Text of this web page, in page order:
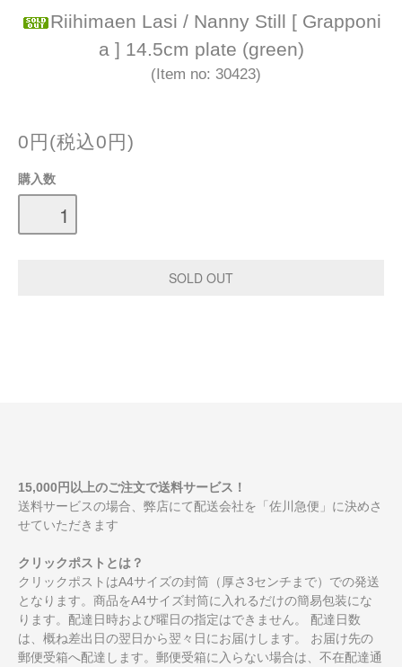
Riihimaen Lasi / Nanny Still [ Grapponi
a ] 14.5cm plate (green)
(Item no: 30423)
0円(税込0円)
購入数
15,000円以上のご注文で送料サービス！
送料サービスの場合、弊店にて配送会社を「佐川急便」に決めさ
せていただきます
クリックポストとは？
クリックポストはA4サイズの封筒（厚さ3センチまで）での発送
となります。商品をA4サイズ封筒に入れるだけの簡易包装にな
ります。配達日時および曜日の指定はできません。 配達日数
は、概ね差出日の翌日から翌々日にお届けします。 お届け先の
郵便受箱へ配達します。郵便受箱に入らない場合は、不在配達通